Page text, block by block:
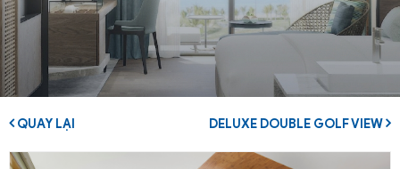
QUAY LẠI DELUXE DOUBLE GOLF VIEW